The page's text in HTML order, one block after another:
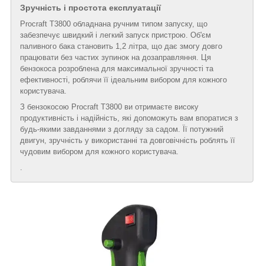
Зручність і простота експлуатації
Procraft T3800 обладнана ручним типом запуску, що
забезпечує швидкий і легкий запуск пристрою. Об'єм
паливного бака становить 1,2 літра, що дає змогу довго
працювати без частих зупинок на дозаправляння. Ця
бензокоса розроблена для максимальної зручності та
ефективності, роблячи її ідеальним вибором для кожного
користувача.
З бензокосою Procraft T3800 ви отримаєте високу
продуктивність і надійність, які допоможуть вам впоратися з
будь-якими завданнями з догляду за садом. Її потужний
двигун, зручність у використанні та довговічність роблять її
чудовим вибором для кожного користувача.